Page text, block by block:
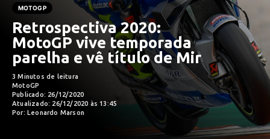
MOTOGP
Retrospectiva 2020:
MotoGP vive temporada
parelha e vê título de Mir
3 Minutos de leitura
MotoGP
Publicado: 26/12/2020
Atualizado: 26/12/2020 às 13:45
Por: Leonardo Marson